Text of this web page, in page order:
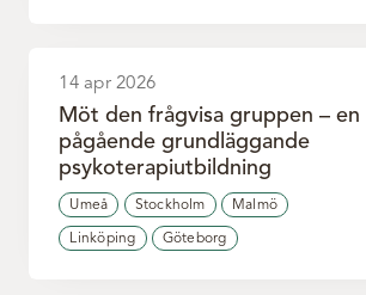
14 apr 2026
Möt den frågvisa gruppen – en
pågående grundläggande
psykoterapiutbildning
Umeå Stockholm Malmö
Linköping Göteborg